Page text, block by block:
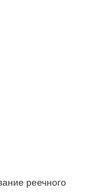
реечного